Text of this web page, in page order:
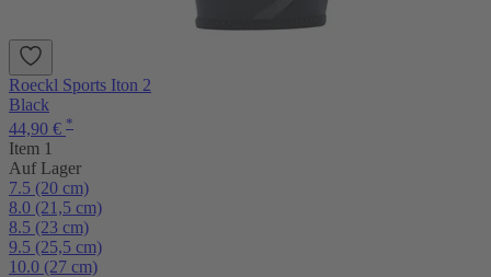
Roeckl Sports Iton 2
Black
44,90 € *
Item 1
Auf Lager
7.5 (20 cm)
8.0 (21,5 cm)
8.5 (23 cm)
9.5 (25,5 cm)
10.0 (27 cm)